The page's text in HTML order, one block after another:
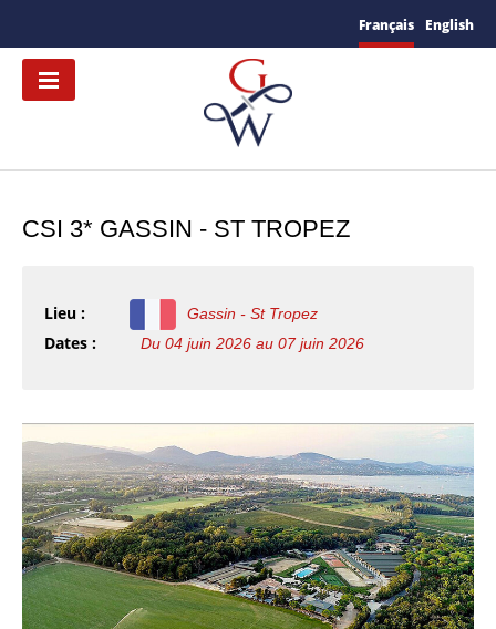
Français English
CSI 3* GASSIN - ST TROPEZ
Lieu : Gassin - St Tropez
Dates : Du 04 juin 2026 au 07 juin 2026